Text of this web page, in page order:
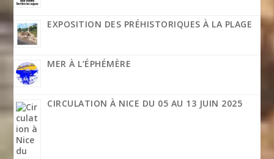
EXPOSITION DES PRÉHISTORIQUES À LA PLAGE
MER À L’ÉPHÉMÈRE
CIRCULATION À NICE DU 05 AU 13 JUIN 2025